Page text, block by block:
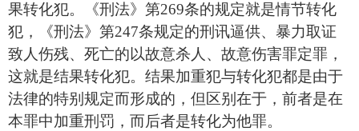
果转化犯。《刑法》第269条的规定就是情节转化
犯，《刑法》第247条规定的刑讯逼供、暴力取证
致人伤残、死亡的以故意杀人、故意伤害罪定罪，
这就是结果转化犯。结果加重犯与转化犯都是由于
法律的特别规定而形成的，但区别在于，前者是在
本罪中加重刑罚，而后者是转化为他罪。